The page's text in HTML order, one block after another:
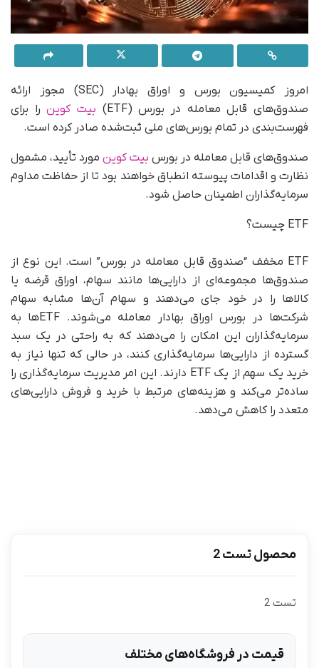
امروز کمیسیون بورس و اوراق بهادار (SEC) مجوز ارائه
صندوق‌های قابل معامله در بورس (ETF)
بیت کوینرا برای
فهرست‌بندی در تمام بورس‌های ملی ثبت‌شده صادر کرده است.
صندوق‌های قابل معامله در بورس بیت کوین مورد تأیید، مشمول
نظارت و اقدامات پیوسته انطباق خواهند بود تا از حفاظت مداوم
سرمایه‌گذاران اطمینان حاصل شود.
ETF چیست؟
ETF مخفف “صندوق قابل معامله در بورس” است. این نوع از
صندوق‌ها مجموعه‌ای از دارایی‌ها مانند سهام، اوراق قرضه یا
کالاها را در خود جای می‌دهند و سهام آن‌ها مشابه سهام
شرکت‌ها در بورس اوراق بهادار معامله می‌شوند. ETF‌ها به
سرمایه‌گذاران این امکان را می‌دهند که به راحتی در یک سبد
گسترده از دارایی‌ها سرمایه‌گذاری کنند، در حالی که تنها نیاز به
خرید یک سهم از یک ETF دارند. این امر مدیریت سرمایه‌گذاری را
ساده‌تر می‌کند و هزینه‌های مرتبط با خرید و فروش دارایی‌های
متعدد را کاهش می‌دهد.
محصول تست 2
تست 2
قیمت در فروشگاه‌های مختلف